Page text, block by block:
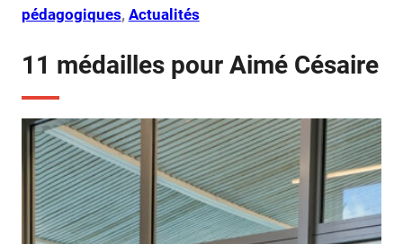
pédagogiques, Actualités
11 médailles pour Aimé Césaire